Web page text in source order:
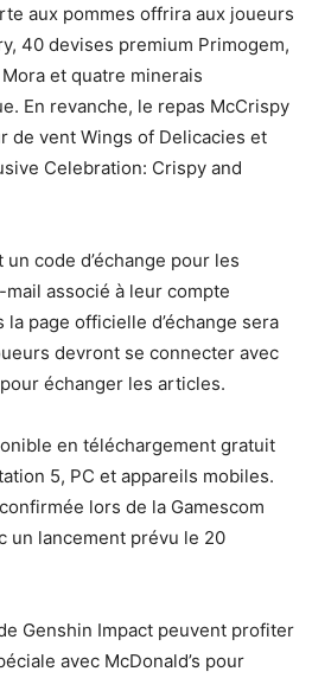
aux pommes offrira aux joueurs
40 devises premium Primogem,
et quatre minerais
En revanche, le repas McCrispy
de vent Wings of Delicacies et
Celebration: Crispy and
code d’échange pour les
associé à leur compte
la page officielle d’échange sera
devront se connecter avec
échanger les articles.
en téléchargement gratuit
5, PC et appareils mobiles.
lors de la Gamescom
un lancement prévu le 20
Genshin Impact peuvent profiter
avec McDonald’s pour